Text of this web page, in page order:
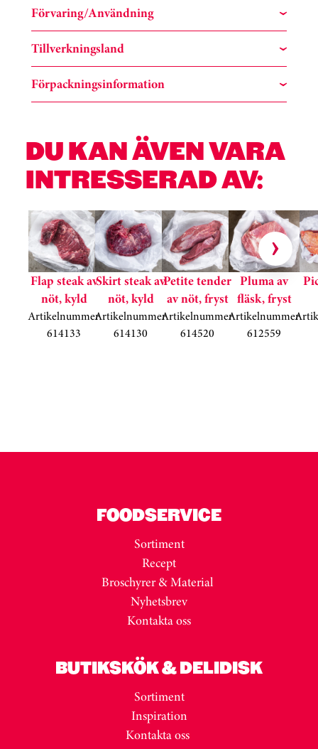
Förvaring/Användning
Tillverkningsland
Förpackningsinformation
DU KAN ÄVEN VARA
INTRESSERAD AV:
Hoppa över kortkarusell
Flap steak av
nöt, kyld
Artikelnummer
614133
Skirt steak av
nöt, kyld
Artikelnummer
614130
Petite tender
av nöt, fryst
Artikelnummer
614520
Pluma av
fläsk, fryst
Artikelnummer
612559
FOODSERVICE
Sortiment
Recept
Broschyrer & Material
Nyhetsbrev
Kontakta oss
BUTIKSKÖK & DELIDISK
Sortiment
Inspiration
Kontakta oss